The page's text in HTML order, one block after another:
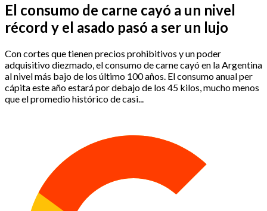
El consumo de carne cayó a un nivel
récord y el asado pasó a ser un lujo
Con cortes que tienen precios prohibitivos y un poder
adquisitivo diezmado, el consumo de carne cayó en la Argentina
al nivel más bajo de los último 100 años. El consumo anual per
cápita este año estará por debajo de los 45 kilos, mucho menos
que el promedio histórico de casi...